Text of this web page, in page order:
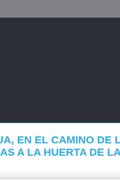
EN EL CAMINO DE
A LA HUERTA DE